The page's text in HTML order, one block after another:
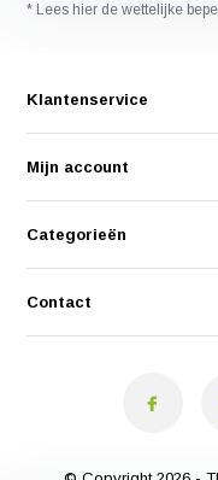
* Lees hier de wettelijke
Klantenservice
Mijn account
Categorieën
Contact